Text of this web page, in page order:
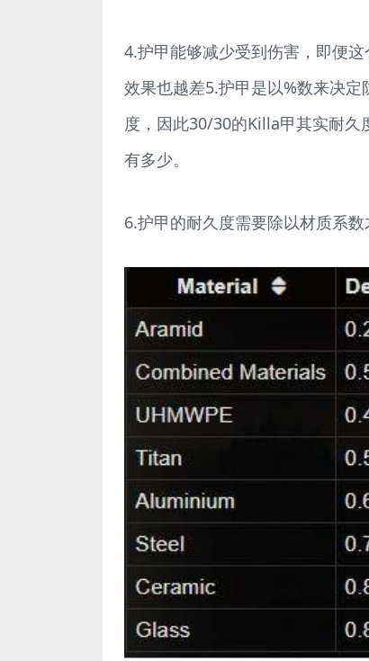
4.护甲能够减少受到伤害，即便
效果也越差5.护甲是以%数来决定
度，因此30/30的Killa甲其实耐久
有多少。
6.护甲的耐久度需要除以材质系数